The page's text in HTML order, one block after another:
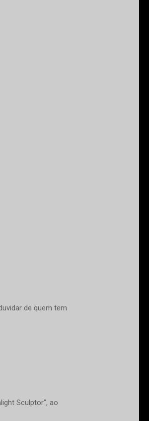
de quem tem
Sculptor", ao